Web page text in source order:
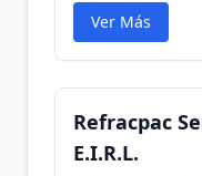
Ver Más
Refracpac
E.I.R.L.